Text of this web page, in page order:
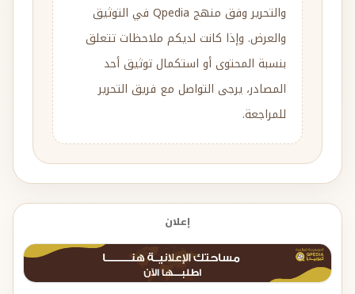
والتحرير وفق منهج Qpedia في التوثيق
والعرض. وإذا كانت لديكم ملاحظات تتعلق
بنسبة المحتوى أو استكمال توثيق أحد
المصادر، يرجى التواصل مع فريق التحرير
للمراجعة.
إعلان